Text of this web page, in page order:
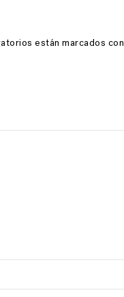
están marcados con